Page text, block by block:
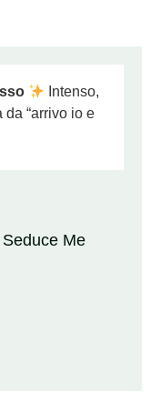
Intenso,
“arrivo io e
Me